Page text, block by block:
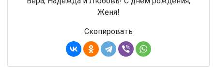
Женя!
Скопировать